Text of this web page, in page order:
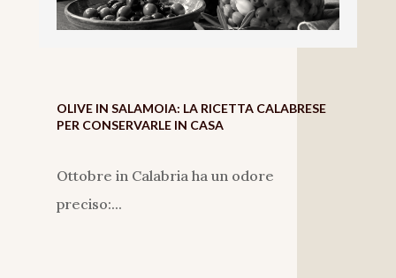
OLIVE IN SALAMOIA: LA RICETTA CALABRESE
PER CONSERVARLE IN CASA
Ottobre in Calabria ha un odore
preciso:...